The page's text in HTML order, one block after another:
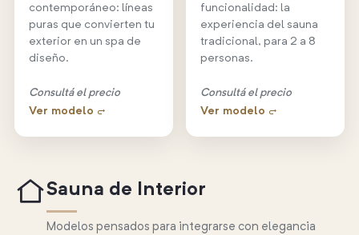
contemporáneo: líneas
puras que convierten tu
exterior en un spa de
diseño.
Consultá el precio
Ver modelo →
funcionalidad: la
experiencia del sauna
tradicional, para 2 a 8
personas.
Consultá el precio
Ver modelo →
Sauna de Interior
Modelos pensados para integrarse con elegancia